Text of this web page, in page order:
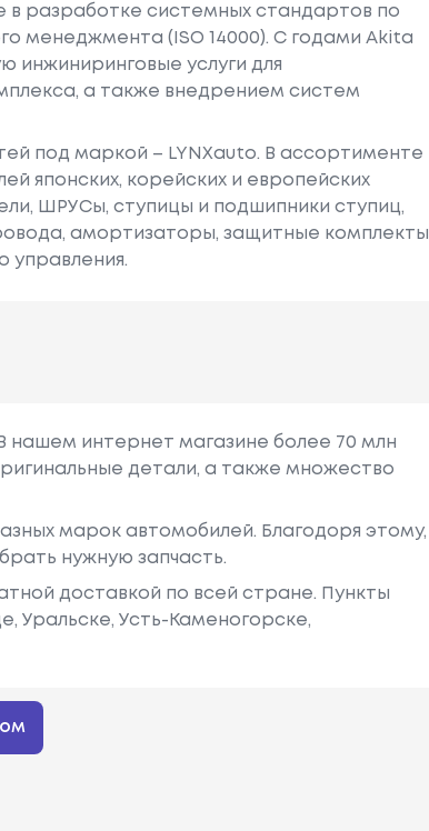
в разработке системных стандартов по
менеджмента (ISO 14000). С годами Akita
услуги для
а также внедрением систем
под маркой – LYNXauto. В ассортименте
японских, корейских и европейских
ШРУСы, ступицы и подшипники ступиц,
амортизаторы, защитные комплекты
управления.
нашем интернет магазине более 70 млн
детали, а также множество
марок автомобилей. Благодоря этому,
нужную запчасть.
доставкой по всей стране. Пункты
Уральске, Усть-Каменогорске,